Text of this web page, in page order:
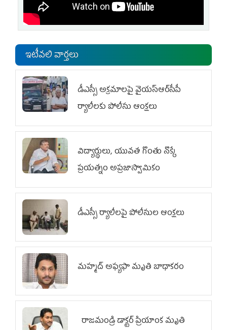
ఇటీవలి వార్తలు
డీఎస్సీ అక్రమాలపై వైయ‌స్ఆర్‌సీపీ
ర్యాలీలకు పోలీసు ఆంక్షలు
విద్యార్థులు, యువత గొంతు నొక్కే
ప్రయత్నం అప్రజాస్వామికం
డీఎస్సీ ర్యాలీలపై పోలీసుల ఆంక్షలు
మహ్మద్‌ అఫ్యఫా మృతి బాధాకరం
రాజమండ్రి డాక్టర్‌ ప్రియాంక మృతి